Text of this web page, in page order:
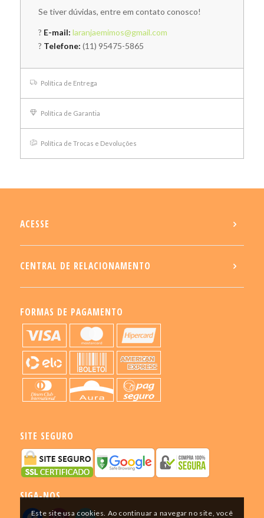
Se tiver dúvidas, entre em contato conosco!
? E-mail: laranjaemimos@gmail.com
? Telefone: (11) 95475-5865
Política de Entrega
Política de Garantia
Política de Trocas e Devoluções
ACESSE
CENTRAL DE RELACIONAMENTO
FORMAS DE PAGAMENTO
SITE SEGURO
SIGA-NOS
Este site usa cookies. Ao continuar a navegar no site, você